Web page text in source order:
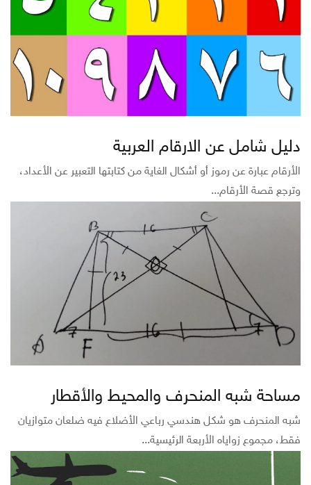
دليل شامل عن الارقام العربية
الأرقام عبارة عن رموز أو أشكال الغاية من كتابتها التعبير عن الأعداد،
وترجع قصة الأرقام...
مساحة شبه المنحرف والمحيط والأقطار
شبه المنحرف هو شكل هندسي رباعي الأضلاع فيه ضلعان متوازيان
فقط، مجموع زواياه الأربعة الرئيسية...